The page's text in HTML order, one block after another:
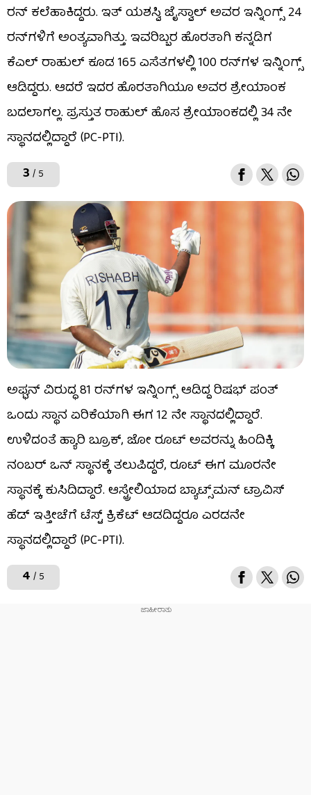
ರನ್ ಕಲೆಹಾಕಿದ್ದರು. ಇತ್ ಯಶಸ್ವಿ ಜೈಸ್ವಾಲ್ ಅವರ ಇನ್ನಿಂಗ್ಸ್ 24
ರನ್‌ಗಳಿಗೆ ಅಂತ್ಯವಾಗಿತ್ತು. ಇವರಿಬ್ಬರ ಹೊರತಾಗಿ ಕನ್ನಡಿಗ
ಕೆಎಲ್ ರಾಹುಲ್ ಕೂಡ 165 ಎಸೆತಗಳಲ್ಲಿ 100 ರನ್​ಗಳ ಇನ್ನಿಂಗ್ಸ್
ಆಡಿದ್ದರು. ಆದರೆ ಇದರ ಹೊರತಾಗಿಯೂ ಅವರ ಶ್ರೇಯಾಂಕ
ಬದಲಾಗಲ್ಲ. ಪ್ರಸ್ತುತ ರಾಹುಲ್ ಹೊಸ ಶ್ರೇಯಾಂಕದಲ್ಲಿ 34 ನೇ
ಸ್ಥಾನದಲ್ಲಿದ್ದಾರೆ (PC-PTI).
3 / 5
ಅಫ್ಘನ್ ವಿರುದ್ಧ 81 ರನ್​ಗಳ ಇನ್ನಿಂಗ್ಸ್ ಆಡಿದ್ದ ರಿಷಭ್ ಪಂತ್
ಒಂದು ಸ್ಥಾನ ಏರಿಕೆಯಾಗಿ ಈಗ 12 ನೇ ಸ್ಥಾನದಲ್ಲಿದ್ದಾರೆ.
ಉಳಿದಂತೆ ಹ್ಯಾರಿ ಬ್ರೂಕ್, ಜೋ ರೂಟ್ ಅವರನ್ನು ಹಿಂದಿಕ್ಕಿ
ನಂಬರ್ ಒನ್ ಸ್ಥಾನಕ್ಕೆ ತಲುಪಿದ್ದರೆ, ರೂಟ್ ಈಗ ಮೂರನೇ
ಸ್ಥಾನಕ್ಕೆ ಕುಸಿದಿದ್ದಾರೆ. ಆಸ್ಟ್ರೇಲಿಯಾದ ಬ್ಯಾಟ್ಸ್‌ಮನ್ ಟ್ರಾವಿಸ್
ಹೆಡ್ ಇತ್ತೀಚೆಗೆ ಟೆಸ್ಟ್ ಕ್ರಿಕೆಟ್ ಆಡದಿದ್ದರೂ ಎರಡನೇ
ಸ್ಥಾನದಲ್ಲಿದ್ದಾರೆ (PC-PTI).
4 / 5